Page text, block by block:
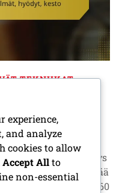
TEKNIIKAT
on ratkaisevan
venyttely, nesteytys
tehokkaasti täydentää
Varaamalla 30-60
experience,
and analyze
cookies to allow
Accept Allto
non-essential